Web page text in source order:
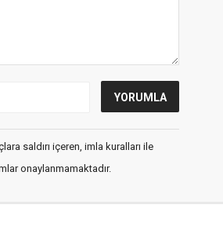
saldırı içeren, imla kuralları ile
onaylanmamaktadır.